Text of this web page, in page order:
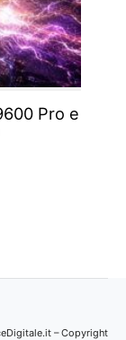
Pro e
– Copyright